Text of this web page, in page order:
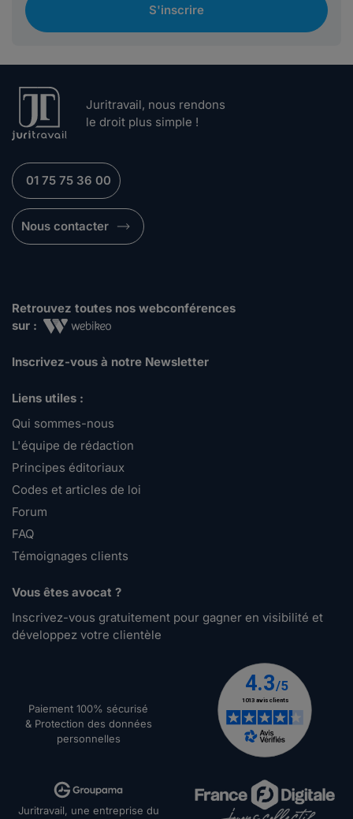
S'inscrire
Juritravail, nous rendons
le droit plus simple !
01 75 75 36 00
Nous contacter
Retrouvez toutes nos webconférences
sur :
Inscrivez-vous à notre Newsletter
Liens utiles :
Qui sommes-nous
L'équipe de rédaction
Principes éditoriaux
Codes et articles de loi
Forum
FAQ
Témoignages clients
Vous êtes avocat ?
Inscrivez-vous gratuitement pour gagner en visibilité et
développez votre clientèle
Paiement 100% sécurisé
& Protection des données
personnelles
Juritravail, une entreprise du